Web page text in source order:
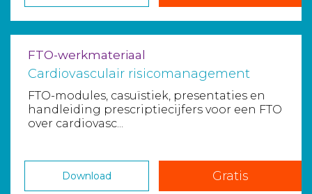
FTO-werkmateriaal
Cardiovasculair risicomanagement
FTO-modules, casuïstiek, presentaties en
handleiding prescriptiecijfers voor een FTO
over cardiovasc...
Download Gratis